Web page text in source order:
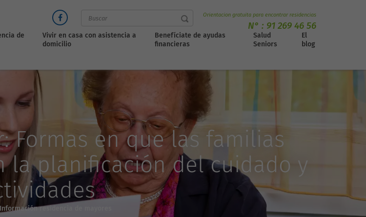
Orientacion gratuita para encontrar residencias
N° : 91 269 46 56
de
Vivir en casa con asistencia a
domicilio
Benefíciate de ayudas
financieras
Salud
Seniors
El
blog
Formas en que las familias
la planificación del cuidado y
Información residencia de mayores